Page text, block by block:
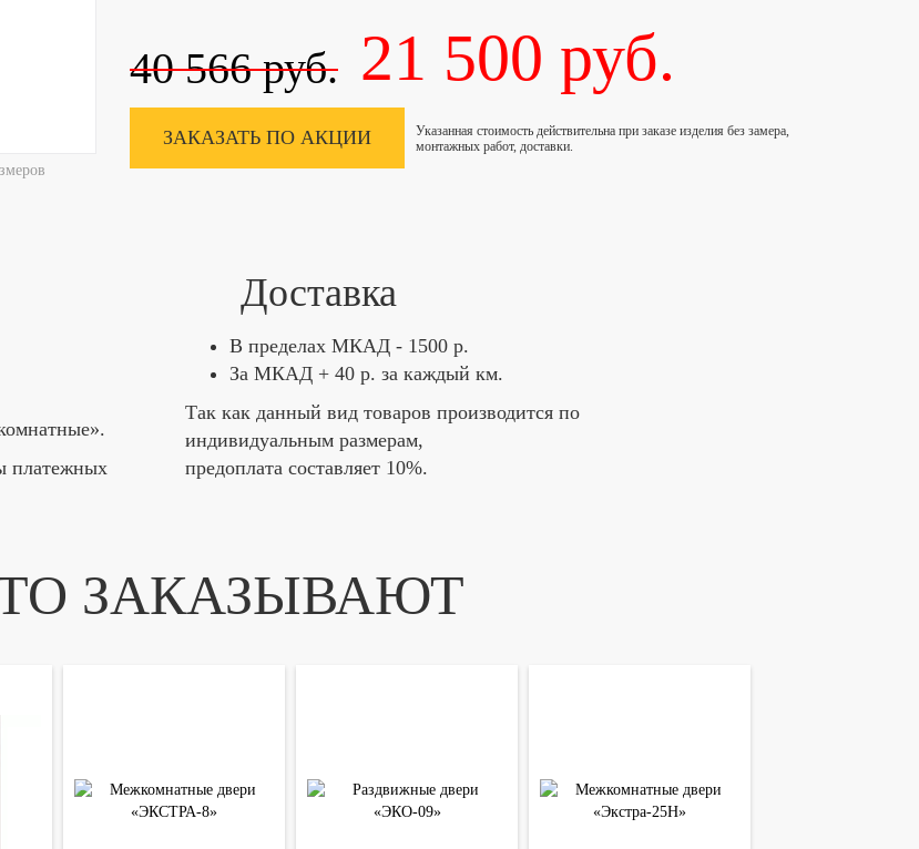
40 566руб. 21 500 руб.
ЗАКАЗАТЬ ПО АКЦИИ
Указанная стоимость действительна при заказе изделия без замера,
монтажных работ, доставки.
платежных
Доставка
В пределах МКАД - 1500 р.
За МКАД + 40 р. за каждый км.
Так как данный вид товаров производится по
индивидуальным размерам,
предоплата составляет 10%.
ЗАКАЗЫВАЮТ